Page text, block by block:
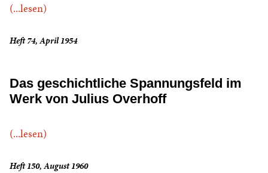
(...lesen)
Heft 74, April 1954
Das geschichtliche Spannungsfeld im
Werk von Julius Overhoff
(...lesen)
Heft 150, August 1960